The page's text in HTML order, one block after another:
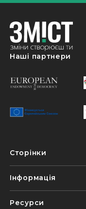
Наші партнери
Сторінки
Інформація
Ресурси